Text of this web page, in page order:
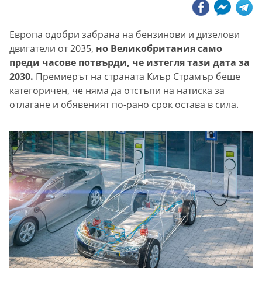
Европа одобри забрана на бензинови и дизелови
двигатели от 2035, но Великобритания само
преди часове потвърди, че изтегля тази дата за
2030. Премиерът на страната Киър Страмър беше
категоричен, че няма да отстъпи на натиска за
отлагане и обявеният по-рано срок остава в сила.